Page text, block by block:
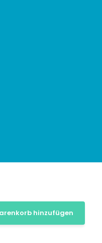
hinzufügen